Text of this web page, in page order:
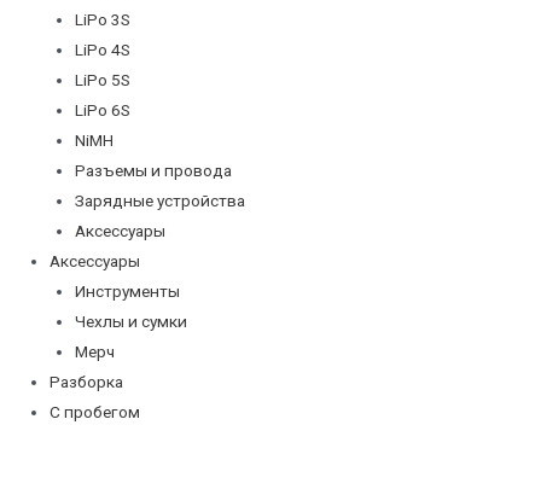
LiPo 3S
LiPo 4S
LiPo 5S
LiPo 6S
NiMH
Разъемы и провода
Зарядные устройства
Аксессуары
Аксессуары
Инструменты
Чехлы и сумки
Мерч
Разборка
С пробегом